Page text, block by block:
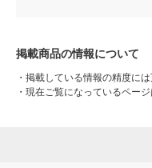
掲載商品の情報について
・ 掲載している情報の精度に
・ 現在ご覧になっているペー